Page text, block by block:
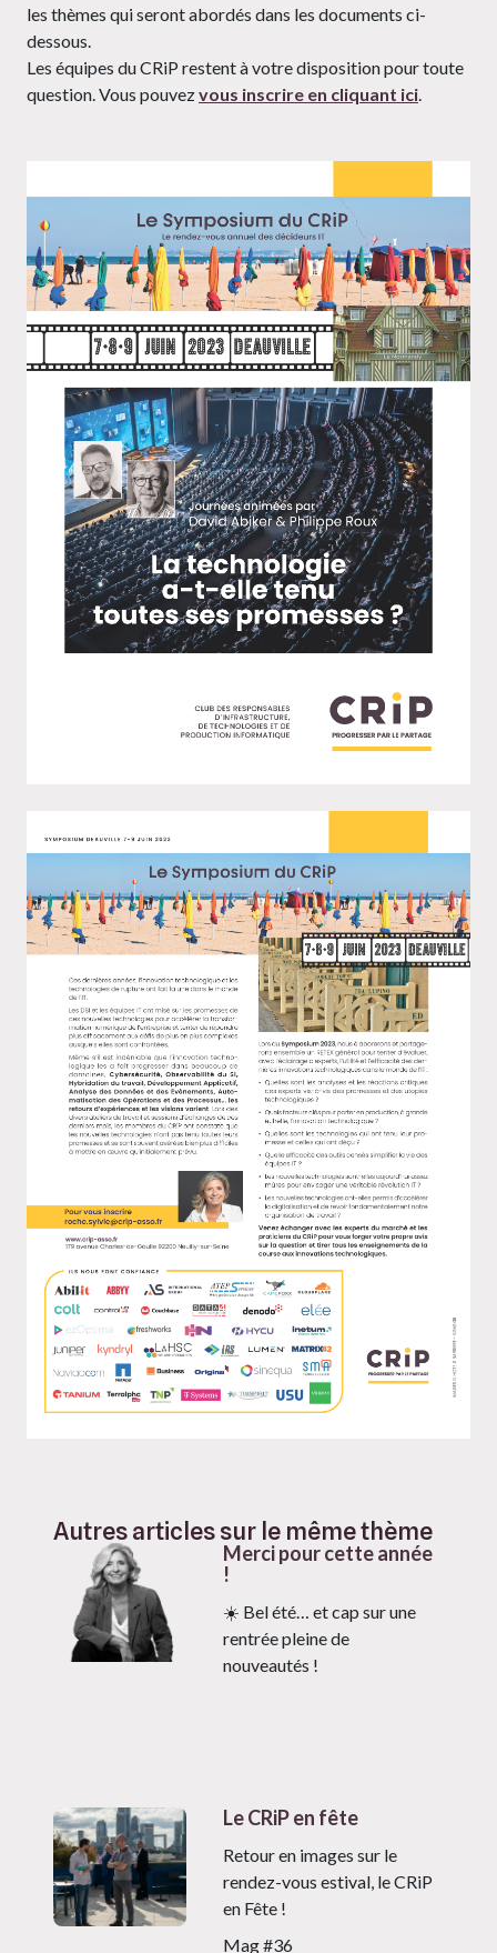
les thèmes qui seront abordés dans les documents ci-
dessous.
Les équipes du CRiP restent à votre disposition pour toute
question. Vous pouvezvous inscrire en cliquant ici
Autres articles sur le même thème
Merci pour cette année
!
☀️ Bel été… et cap sur une
rentrée pleine de
nouveautés !
Le CRiP en fête
Retour en images sur le
rendez-vous estival, le CRiP
en Fête !
Mag #36